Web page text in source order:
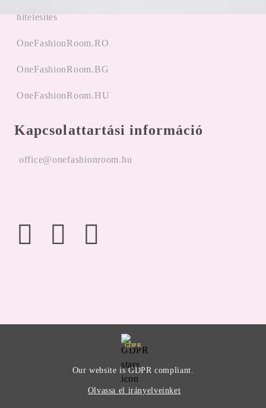
hitelesítés
OneFashionRoom.RO
OneFashionRoom.BG
OneFashionRoom.HU
Kapcsolattartási információ
office@onefashionroom.hu
GDPR
Our website is GDPR compliant.
Olvassa el irányelveinket